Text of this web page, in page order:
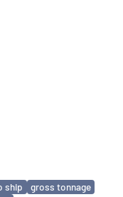
ship
gross tonnage